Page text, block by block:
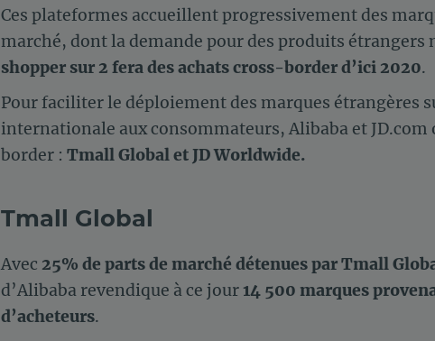
Ces plateformes accueillent progressivement des
marché, dont la demande pour des produits étrangers
shopper sur 2 fera des achats cross-border d’ici 2020.
Pour faciliter le déploiement des marques étrangères
internationale aux consommateurs, Alibaba et
border : Tmall Global et JD Worldwide.
Tmall Global
Avec 25% de parts de marché détenues par Tmall
d’Alibaba revendique à ce jour 14 500 marques
d’acheteurs.